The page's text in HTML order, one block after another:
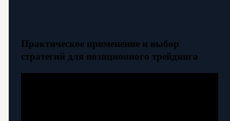
Практическое применение и выбор
стратегий для позиционного трейдинга